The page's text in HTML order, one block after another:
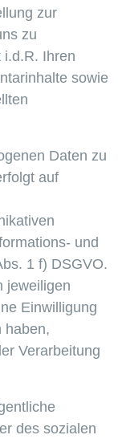
zur
zu
i.d.R. Ihren
sowie
Daten zu
auf
und
1 f) DSGVO.
jeweiligen
Einwilligung
haben,
Verarbeitung
des sozialen